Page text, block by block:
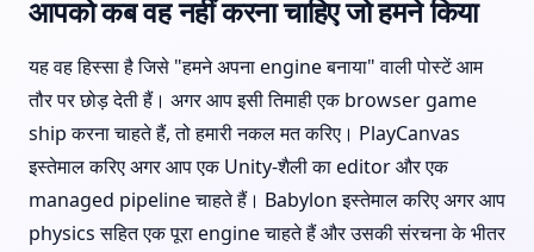
आपको कब वह नहीं करना चाहिए जो हमने किया
यह वह हिस्सा है जिसे "हमने अपना engine बनाया" वाली पोस्टें आम
तौर पर छोड़ देती हैं। अगर आप इसी तिमाही एक browser game
ship करना चाहते हैं, तो हमारी नकल मत करिए। PlayCanvas
इस्तेमाल करिए अगर आप एक Unity-शैली का editor और एक
managed pipeline चाहते हैं। Babylon इस्तेमाल करिए अगर आप
physics सहित एक पूरा engine चाहते हैं और उसकी संरचना के भीतर